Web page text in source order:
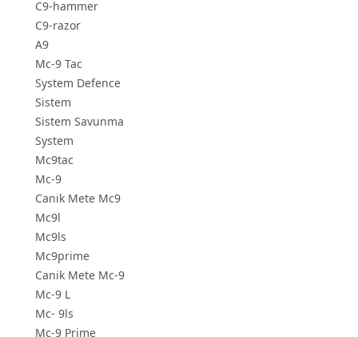
C9-hammer
C9-razor
A9
Mc-9 Tac
System Defence
Sistem
Sistem Savunma
System
Mc9tac
Mc-9
Canik Mete Mc9
Mc9l
Mc9ls
Mc9prime
Canik Mete Mc-9
Mc-9 L
Mc- 9ls
Mc-9 Prime